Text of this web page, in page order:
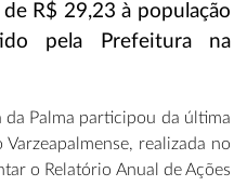
R$ 29,23 à população
pela Prefeitura na
da Palma participou da última
realizada no
o Relatório Anual de Ações